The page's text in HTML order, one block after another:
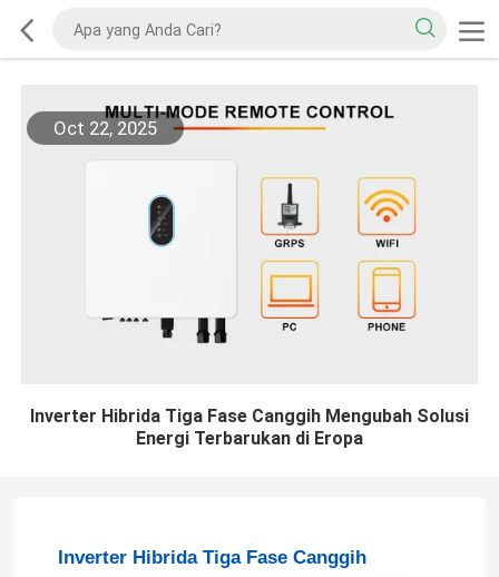
Oct 22, 2025
Inverter Hibrida Tiga Fase Canggih Mengubah Solusi
Energi Terbarukan di Eropa
Inverter Hibrida Tiga Fase Canggih